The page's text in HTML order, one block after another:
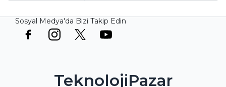
Sosyal Medya'da Bizi Takip Edin
TeknolojiPazar